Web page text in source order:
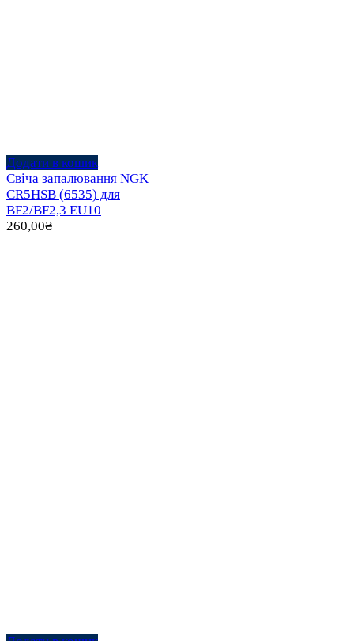
Додати в кошик
Свіча запалювання NGK
CR5HSB (6535) для
BF2/BF2,3 EU10
260,00₴